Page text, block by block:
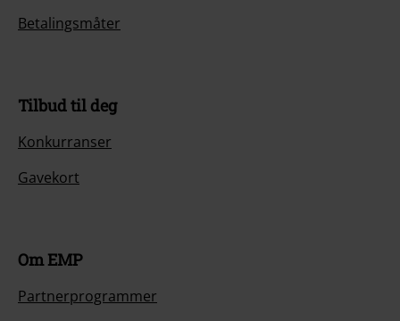
Betalingsmåter
Tilbud til deg
Konkurranser
Gavekort
Om EMP
Partnerprogrammer